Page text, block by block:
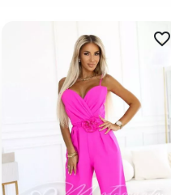
favorite_border